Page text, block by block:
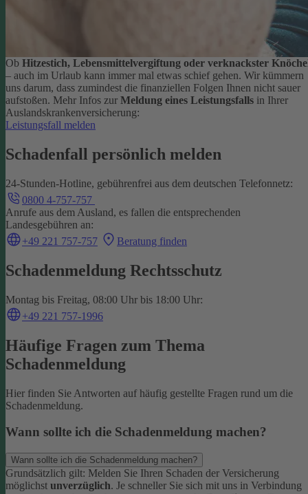
Ob Hitzestich, Lebensmittelvergiftung oder verknackster
– auch im Urlaub kann immer mal etwas schief gehen. Wir kümmern
uns darum, dass zumindest die finanziellen Folgen Ihnen nicht sauer
aufstoßen. Mehr Infos zur Meldung eines Leistungsfalls in Ihrer
Auslandskrankenversicherung:
Leistungsfall melden
Schadenfall persönlich melden
24-Stunden-Hotline, gebührenfrei aus dem deutschen Telefonnetz:
0800 4-757-757
Anrufe aus dem Ausland, es fallen die entsprechenden
Landesgebühren an:
+49 221 757-757
Beratung finden
Schadenmeldung Rechtsschutz
Montag bis Freitag, 08:00 Uhr bis 18:00 Uhr:
+49 221 757-1996
Häufige Fragen zum Thema
Schadenmeldung
Hier finden Sie Antworten auf häufig gestellte Fragen rund um die
Schadenmeldung.
Wann sollte ich die Schadenmeldung machen?
Wann sollte ich die Schadenmeldung machen?
Grundsätzlich gilt: Melden Sie Ihren Schaden der Versicherung
möglichst unverzüglich. Je schneller Sie sich mit uns in Verbindung